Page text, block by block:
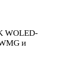
WOLED-
и